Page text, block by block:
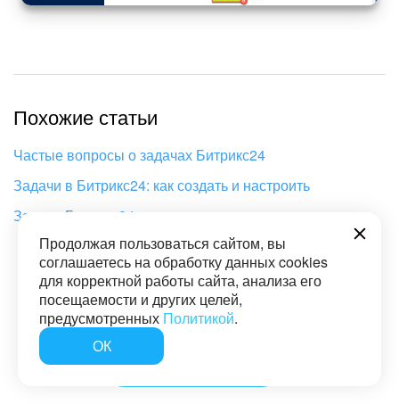
Похожие статьи
Частые вопросы о задачах Битрикс24
Задачи в Битрикс24: как создать и настроить
Задачи Битрикс24
Спасибо, помогло!
Спасибо :)
Помощь интегратора
Продолжая пользоваться сайтом, вы
соглашаетесь на обработку данных cookies
для корректной работы сайта, анализа его
посещаемости и других целей,
предусмотренных Политикой.
ОК